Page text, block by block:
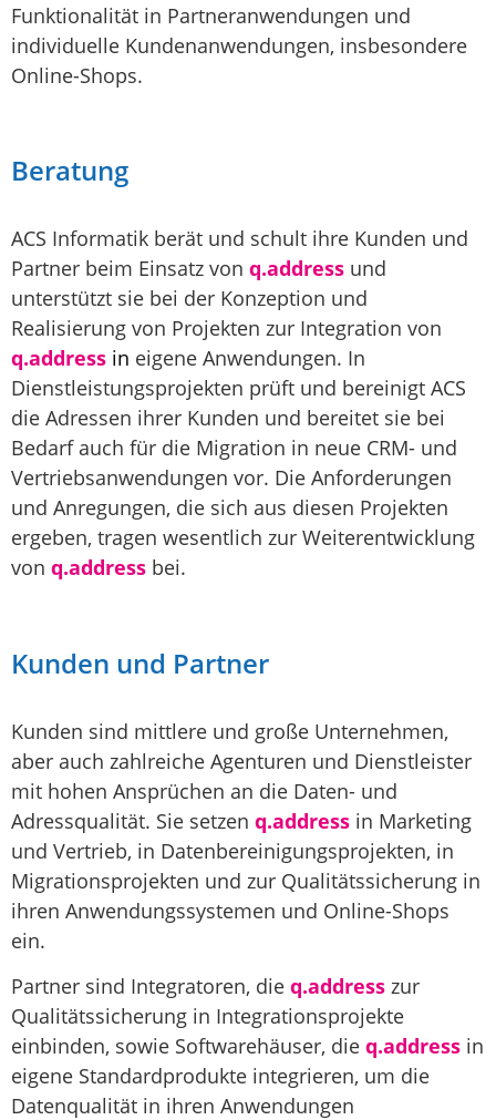
Funktionalität in Partneranwendungen und
individuelle Kundenanwendungen, insbesondere
Online-Shops.
Beratung
ACS Informatik berät und schult ihre Kunden und
Partner beim Einsatz von q.address und
unterstützt sie bei der Konzeption und
Realisierung von Projekten zur Integration von
q.address in eigene Anwendungen. In
Dienstleistungsprojekten prüft und bereinigt ACS
die Adressen ihrer Kunden und bereitet sie bei
Bedarf auch für die Migration in neue CRM- und
Vertriebsanwendungen vor. Die Anforderungen
und Anregungen, die sich aus diesen Projekten
ergeben, tragen wesentlich zur Weiterentwicklung
von q.address bei.
Kunden und Partner
Kunden sind mittlere und große Unternehmen,
aber auch zahlreiche Agenturen und Dienstleister
mit hohen Ansprüchen an die Daten- und
Adressqualität. Sie setzen q.address in Marketing
und Vertrieb, in Datenbereinigungsprojekten, in
Migrationsprojekten und zur Qualitätssicherung in
ihren Anwendungssystemen und Online-Shops
ein.
Partner sind Integratoren, die q.address zur
Qualitätssicherung in Integrationsprojekte
einbinden, sowie Softwarehäuser, die q.address in
eigene Standardprodukte integrieren, um die
Datenqualität in ihren Anwendungen